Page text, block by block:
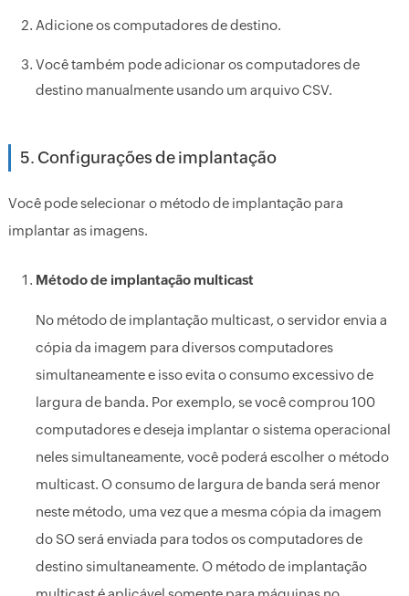
Adicione os computadores de destino.
Você também pode adicionar os computadores de
destino manualmente usando um arquivo CSV.
5. Configurações de implantação
Você pode selecionar o método de implantação para
implantar as imagens.
Método de implantação multicast
No método de implantação multicast, o servidor envia a
cópia da imagem para diversos computadores
simultaneamente e isso evita o consumo excessivo de
largura de banda. Por exemplo, se você comprou 100
computadores e deseja implantar o sistema operacional
neles simultaneamente, você poderá escolher o método
multicast. O consumo de largura de banda será menor
neste método, uma vez que a mesma cópia da imagem
do SO será enviada para todos os computadores de
destino simultaneamente. O método de implantação